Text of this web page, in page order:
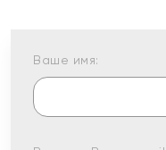
Ваше имя: